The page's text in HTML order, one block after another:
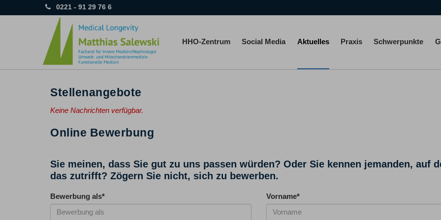
0221 - 91 29 76 6
HHO-Zentrum Social Media Aktuelles Praxis Schwerpunkte
Stellenangebote
Keine Nachrichten verfügbar.
Online Bewerbung
Sie meinen, dass Sie gut zu uns passen würden? Oder Sie kennen jemanden, auf
das zutrifft? Zögern Sie nicht, sich zu bewerben.
Bewerbung als* Vorname*